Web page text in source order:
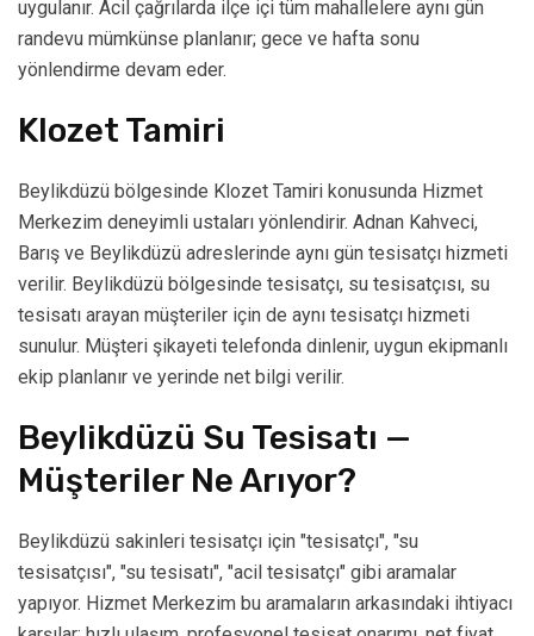
uygulanır. Acil çağrılarda ilçe içi tüm mahallelere aynı gün
randevu mümkünse planlanır; gece ve hafta sonu
yönlendirme devam eder.
Klozet Tamiri
Beylikdüzü bölgesinde Klozet Tamiri konusunda Hizmet
Merkezim deneyimli ustaları yönlendirir. Adnan Kahveci,
Barış ve Beylikdüzü adreslerinde aynı gün tesisatçı hizmeti
verilir. Beylikdüzü bölgesinde tesisatçı, su tesisatçısı, su
tesisatı arayan müşteriler için de aynı tesisatçı hizmeti
sunulur. Müşteri şikayeti telefonda dinlenir, uygun ekipmanlı
ekip planlanır ve yerinde net bilgi verilir.
Beylikdüzü Su Tesisatı —
Müşteriler Ne Arıyor?
Beylikdüzü sakinleri tesisatçı için "tesisatçı", "su
tesisatçısı", "su tesisatı", "acil tesisatçı" gibi aramalar
yapıyor. Hizmet Merkezim bu aramaların arkasındaki ihtiyacı